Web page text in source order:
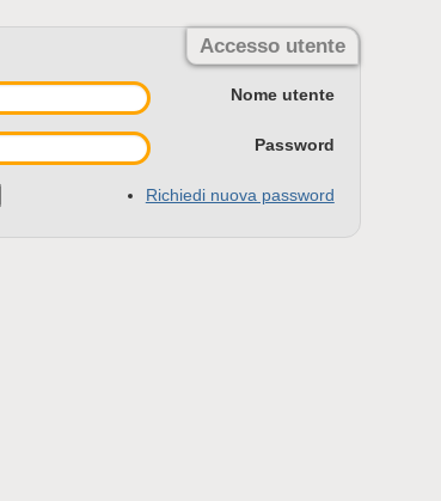
Accesso utente
Nome utente
Password
Richiedi nuova password